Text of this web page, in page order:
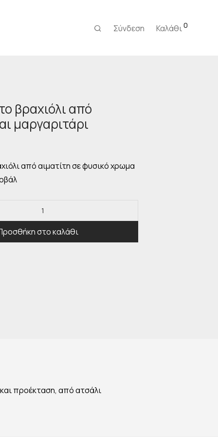
Σύνδεση Καλάθι0
βραχιόλι από
μαργαριτάρι
€.από αιματίτη σε φυσικό χρωμα
στο καλάθι
προέκταση, από ατσάλι